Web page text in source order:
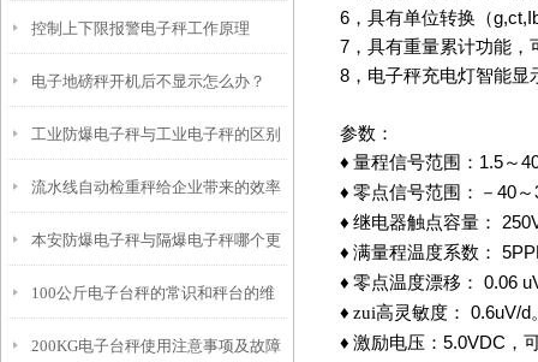
控制上下限报警电子秤工作原理
电子地磅秤开机后不显示怎么办？
工业防爆电子秤与工业电子秤的区别
流水线自动检重秤给企业带来的效率
本安防爆电子秤与隔爆电子秤哪个更
安
100公斤电子台秤的常识和秤台的维
护
200KG电子台秤使用注意事项及故障
6 ，具有单位转换（
7 ，具有重量累计功能
8 ，电子秤充电灯智能
参数：
♦ 量程信号范围： 1.5～
♦ 零点信号范围：－ 40～
♦ 继电器触点容量：
♦ 满量程温度系数：
♦ 零点温度漂移：
0.06
♦ zui高灵敏度： 0.6uV/d
♦ 激励电压： 5.0VDC ，